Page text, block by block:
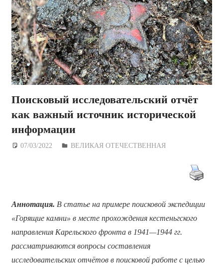
Поисковый исследовательский отчёт
как важный источник исторической
информации
07/03/2022 Дежурный по Редакции
ВЕЛИКАЯ ОТЕЧЕСТВЕННАЯ
Аннотация. В статье на примере поисковой экспедиции
«Горящие камни» в месте прохождения кестеньгского
направления Карельского фронта в 1941—1944 гг.
рассматриваются вопросы составления
исследовательских отчётов в поисковой работе с целью